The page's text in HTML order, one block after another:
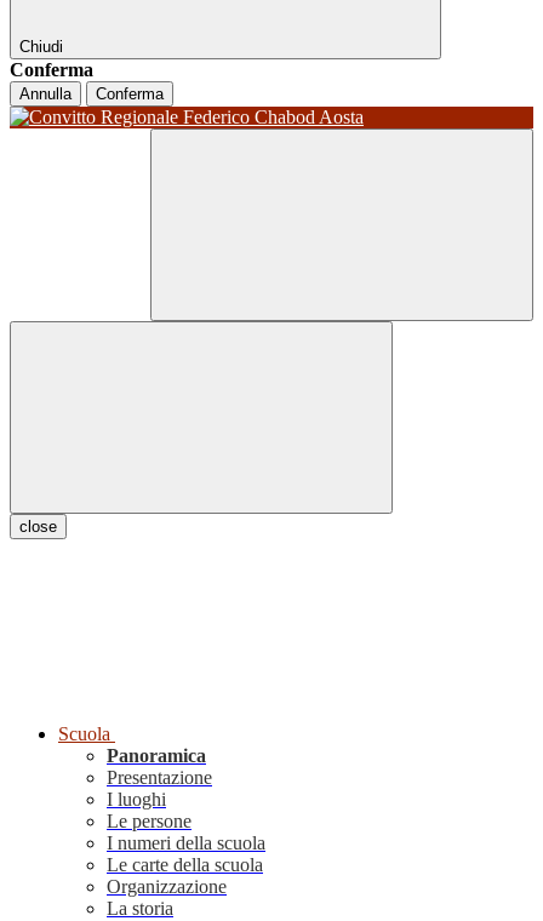
Chiudi
Conferma
Annulla Conferma
close
Scuola
Panoramica
Presentazione
I luoghi
Le persone
I numeri della scuola
Le carte della scuola
Organizzazione
La storia